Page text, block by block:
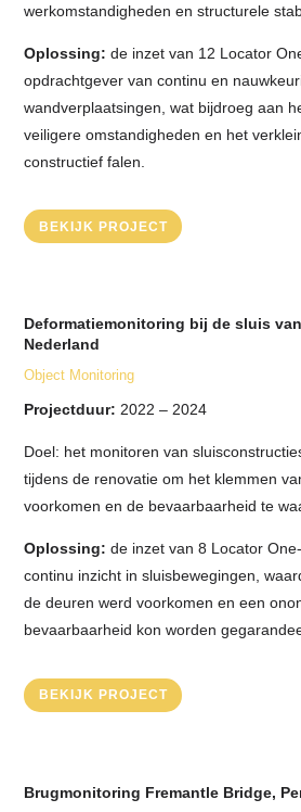
werkomstandigheden en structurele
Oplossing: de inzet van 12 Locator
opdrachtgever van continu en
wandverplaatsingen, wat bijdroeg aan
veiligere omstandigheden en het
constructief falen.
BEKIJK PROJECT
Deformatiemonitoring bij de sluis
Nederland
Object Monitoring
Projectduur: 2022 – 2024
Doel: het monitoren van
tijdens de renovatie om het klemmen
voorkomen en de bevaarbaarheid te
Oplossing: de inzet van 8 Locator
continu inzicht in sluisbewegingen,
de deuren werd voorkomen en een
bevaarbaarheid kon worden
BEKIJK PROJECT
Brugmonitoring Fremantle Bridge,